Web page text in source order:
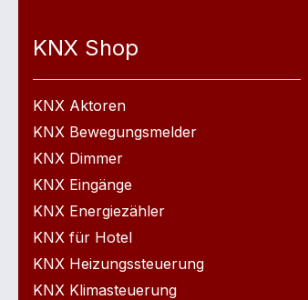
KNX Shop
KNX Aktoren
KNX Bewegungsmelder
KNX Dimmer
KNX Eingänge
KNX Energiezähler
KNX für Hotel
KNX Heizungssteuerung
KNX Klimasteuerung